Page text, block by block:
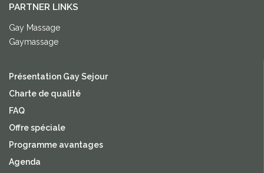
PARTNER LINKS
Gay Massage
Gaymassage
Présentation Gay Sejour
Charte de qualité
FAQ
Offre spéciale
Programme avantages
Agenda